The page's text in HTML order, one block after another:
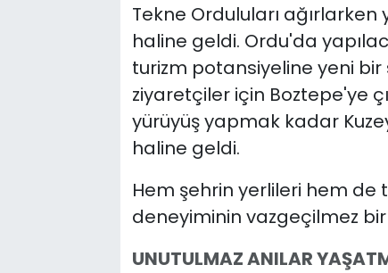
Tekne Orduluları
haline geldi. Ordu'da
turizm potansiyeline yeni bir
ziyaretçiler için Boztepe'ye
yürüyüş yapmak kadar
haline geldi.
Hem şehrin yerlileri hem de
deneyiminin vazgeçilmez
UNUTULMAZ ANILAR